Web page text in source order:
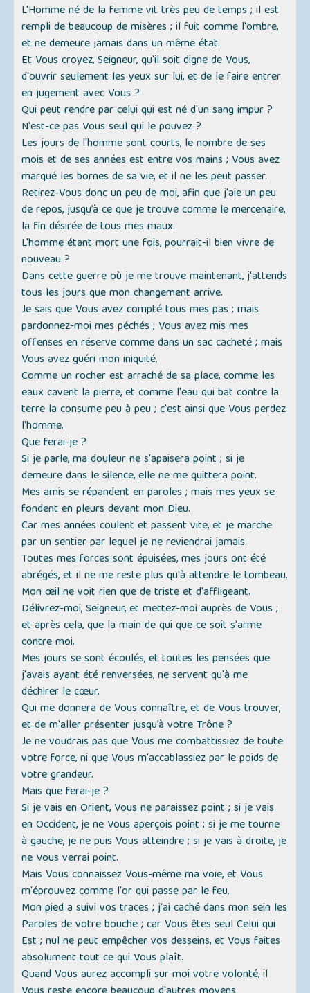
L'Homme né de la femme vit très peu de temps ; il est
rempli de beaucoup de misères ; il fuit comme l'ombre,
et ne demeure jamais dans un même état.
Et Vous croyez, Seigneur, qu'il soit digne de Vous,
d'ouvrir seulement les yeux sur lui, et de le faire entrer
en jugement avec Vous ?
Qui peut rendre par celui qui est né d'un sang impur ?
N'est-ce pas Vous seul qui le pouvez ?
Les jours de l'homme sont courts, le nombre de ses
mois et de ses années est entre vos mains ; Vous avez
marqué les bornes de sa vie, et il ne les peut passer.
Retirez-Vous donc un peu de moi, afin que j'aie un peu
de repos, jusqu’à ce que je trouve comme le mercenaire,
la fin désirée de tous mes maux.
L'homme étant mort une fois, pourrait-il bien vivre de
nouveau ?
Dans cette guerre où je me trouve maintenant, j'attends
tous les jours que mon changement arrive.
Je sais que Vous avez compté tous mes pas ; mais
pardonnez-moi mes péchés ; Vous avez mis mes
offenses en réserve comme dans un sac cacheté ; mais
Vous avez guéri mon iniquité.
Comme un rocher est arraché de sa place, comme les
eaux cavent la pierre, et comme l'eau qui bat contre la
terre la consume peu à peu ; c'est ainsi que Vous perdez
l'homme.
Que ferai-je ?
Si je parle, ma douleur ne s'apaisera point ; si je
demeure dans le silence, elle ne me quittera point.
Mes amis se répandent en paroles ; mais mes yeux se
fondent en pleurs devant mon Dieu.
Car mes années coulent et passent vite, et je marche
par un sentier par lequel je ne reviendrai jamais.
Toutes mes forces sont épuisées, mes jours ont été
abrégés, et il ne me reste plus qu'à attendre le tombeau.
Mon œil ne voit rien que de triste et d'affligeant.
Délivrez-moi, Seigneur, et mettez-moi auprès de Vous ;
et après cela, que la main de qui que ce soit s'arme
contre moi.
Mes jours se sont écoulés, et toutes les pensées que
j'avais ayant été renversées, ne servent qu'à me
déchirer le cœur.
Qui me donnera de Vous connaître, et de Vous trouver,
et de m'aller présenter jusqu’à votre Trône ?
Je ne voudrais pas que Vous me combattissiez de toute
votre force, ni que Vous m'accablassiez par le poids de
votre grandeur.
Mais que ferai-je ?
Si je vais en Orient, Vous ne paraissez point ; si je vais
en Occident, je ne Vous aperçois point ; si je me tourne
à gauche, je ne puis Vous atteindre ; si je vais à droite, je
ne Vous verrai point.
Mais Vous connaissez Vous-même ma voie, et Vous
m'éprouvez comme l'or qui passe par le feu.
Mon pied a suivi vos traces ; j'ai caché dans mon sein les
Paroles de votre bouche ; car Vous êtes seul Celui qui
Est ; nul ne peut empêcher vos desseins, et Vous faites
absolument tout ce qui Vous plaît.
Quand Vous aurez accompli sur moi votre volonté, il